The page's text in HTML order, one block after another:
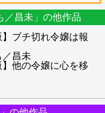
／昌未」の他作品
ブチ切れ令嬢は報
昌未
他の令嬢に心を移